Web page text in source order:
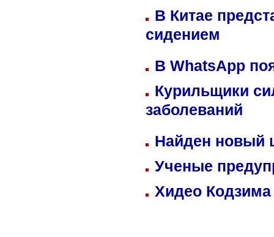
В Китае
сидением
В WhatsApp
Курильщики
заболеваний
Найден
Ученые
Хидео